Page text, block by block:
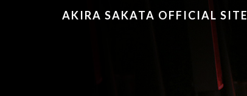
AKIRA SAKATA OFFICIAL SITE